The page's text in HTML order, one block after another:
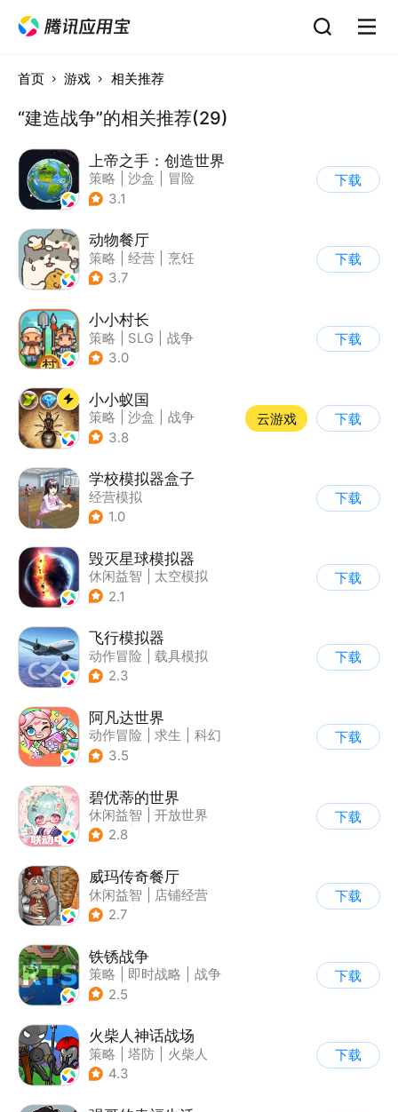
首页 游戏 相关推荐
“建造战争”的相关推荐(29)
上帝之手：创造世界
策略 沙盒
冒险
| 卡通
3.1
下载
动物餐厅
策略 经营
烹饪
| 宠物
3.7
下载
小小村长
策略 SLG
战争
| 像素风
3.0
下载
小小蚁国
策略 沙盒
战争
| 写实
3.8
云游戏 下载
学校模拟器盒子
经营模拟
1.0
下载
毁灭星球模拟器
休闲益智
太空模拟
| 太空
2.1
下载
飞行模拟器
动作冒险
载具模拟
| 飞机
2.3
下载
阿凡达世界
动作冒险 求生
科幻
| 开放世界
3.5
下载
碧优蒂的世界
休闲益智
开放世界
| Q版
2.8
下载
威玛传奇餐厅
休闲益智
店铺经营
| 美食
2.7
下载
铁锈战争
策略 即时战略
战争
| 像素风
2.5
下载
火柴人神话战场
策略 塔防
火柴人
| 休闲益智
4.3
下载